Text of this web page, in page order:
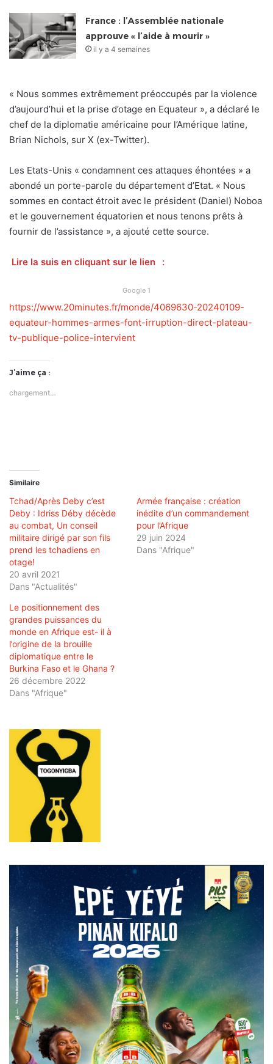
France : l’Assemblée nationale
approuve « l’aide à mourir »
il y a 4 semaines
« Nous sommes extrêmement préoccupés par la violence
d’aujourd’hui et la prise d’otage en Equateur », a déclaré le
chef de la diplomatie américaine pour l’Amérique latine,
Brian Nichols, sur X (ex-Twitter).
Les Etats-Unis « condamnent ces attaques éhontées » a
abondé un porte-parole du département d’Etat. « Nous
sommes en contact étroit avec le président (Daniel) Noboa
et le gouvernement équatorien et nous tenons prêts à
fournir de l’assistance », a ajouté cette source.
Lire la suis en cliquant sur le lien :
Google 1
https://www.20minutes.fr/monde/4069630-20240109-
equateur-hommes-armes-font-irruption-direct-plateau-
tv-publique-police-intervient
J’aime ça :
chargement…
Similaire
Tchad/Après Deby c’est
Deby : Idriss Déby décède
au combat, Un conseil
militaire dirigé par son fils
prend les tchadiens en
otage!
20 avril 2021
Dans "Actualités"
Armée française : création
inédite d’un commandement
pour l’Afrique
29 juin 2024
Dans "Afrique"
Le positionnement des
grandes puissances du
monde en Afrique est- il à
l’origine de la brouille
diplomatique entre le
Burkina Faso et le Ghana ?
26 décembre 2022
Dans "Afrique"